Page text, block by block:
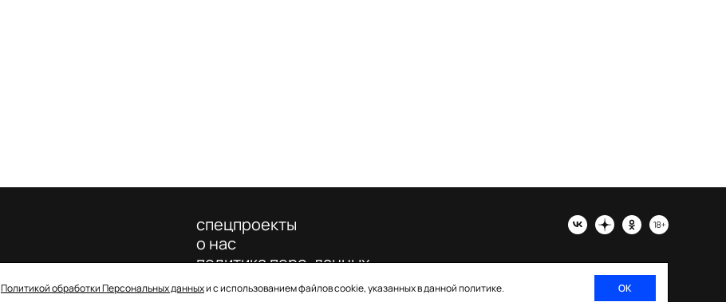
Политикой обработки Персональных данныхи с использованием файлов cookie, указанных в данной политике. ОК
спецпроекты
о нас
политика перс. данных